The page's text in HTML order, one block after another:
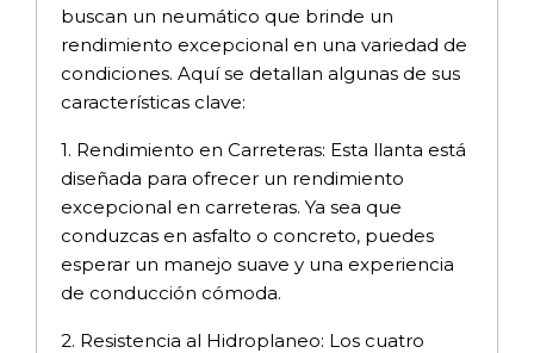
buscan un neumático que brinde un
rendimiento excepcional en una variedad de
condiciones. Aquí se detallan algunas de sus
características clave:
1. Rendimiento en Carreteras: Esta llanta está
diseñada para ofrecer un rendimiento
excepcional en carreteras. Ya sea que
conduzcas en asfalto o concreto, puedes
esperar un manejo suave y una experiencia
de conducción cómoda.
2. Resistencia al Hidroplaneo: Los cuatro